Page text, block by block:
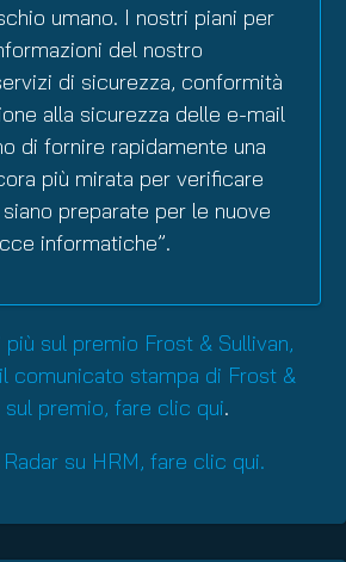
umano. I nostri piani per
del nostro
di sicurezza, conformità
alla sicurezza delle e-mail
di fornire rapidamente una
più mirata per verificare
preparate per le nuove
informatiche”.
sul premio Frost & Sullivan,
comunicato stampa di Frost &
sul premio, fare clic qui.
su HRM, fare clic qui.